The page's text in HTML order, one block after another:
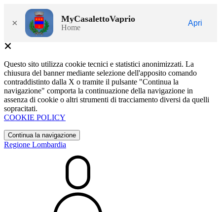
× MyCasalettoVaprio
Home
Apri
Questo sito utilizza cookie tecnici e statistici anonimizzati. La
chiusura del banner mediante selezione dell'apposito comando
contraddistinto dalla X o tramite il pulsante "Continua la
navigazione" comporta la continuazione della navigazione in
assenza di cookie o altri strumenti di tracciamento diversi da quelli
sopracitati.
COOKIE POLICY
Continua la navigazione
Regione Lombardia